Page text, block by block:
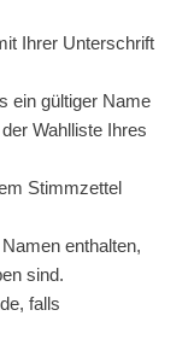
Ihrer Unterschrift
ein gültiger Name
Wahlliste Ihres
Stimmzettel
enthalten,
sind.
falls